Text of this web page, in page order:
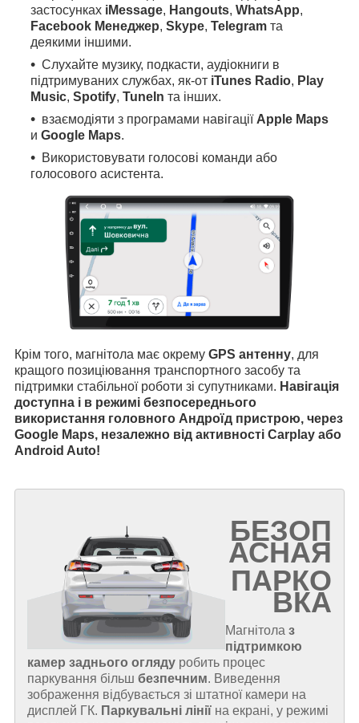
застосунках iMessage, Hangouts, WhatsApp,
Facebook Менеджер, Skype, Telegram та
деякими іншими.
Слухайте музику, подкасти, аудіокниги в
підтримуваних службах, як-от iTunes Radio, Play
Music, Spotify, TuneIn та інших.
взаємодіяти з програмами навігації Apple Maps
и Google Maps.
Використовувати голосові команди або
голосового асистента.
Крім того, магнітола має окрему GPS антенну, для
кращого позиціювання транспортного засобу та
підтримки стабільної роботи зі супутниками. Навігація
доступна і в режимі безпосереднього
використання головного Андроїд пристрою, через
Google Maps, незалежно від активності Carplay або
Android Auto!
БЕЗОП
АСНАЯ
ПАРКО
ВКА
Магнітола з
підтримкою
камер заднього огляду робить процес
паркування більш безпечним. Виведення
зображення відбувається зі штатної камери на
дисплей ГК. Паркувальні лінії на екрані, у режимі